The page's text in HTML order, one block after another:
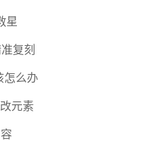
星
复刻
怎么办
元素